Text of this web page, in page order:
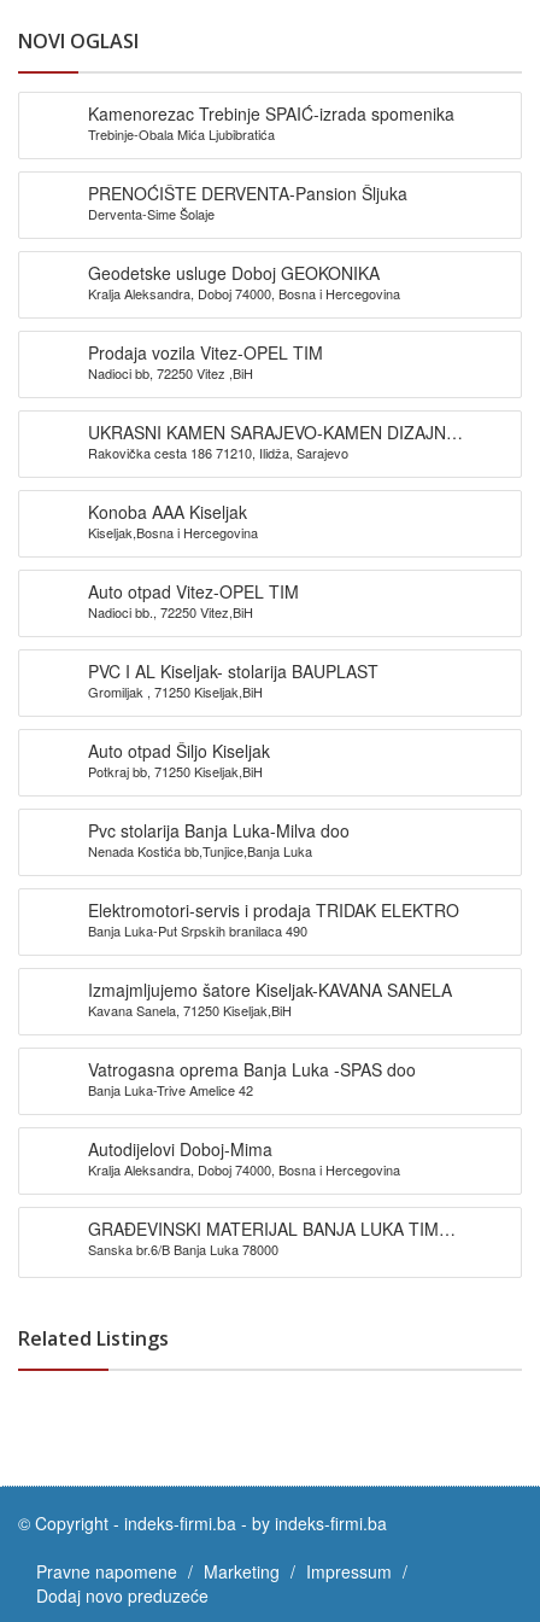
NOVI OGLASI
Kamenorezac Trebinje SPAIĆ-izrada spomenika
Trebinje-Obala Mića Ljubibratića
PRENOĆIŠTE DERVENTA-Pansion Šljuka
Derventa-Sime Šolaje
Geodetske usluge Doboj GEOKONIKA
Kralja Aleksandra, Doboj 74000, Bosna i Hercegovina
Prodaja vozila Vitez-OPEL TIM
Nadioci bb, 72250 Vitez ,BiH
UKRASNI KAMEN SARAJEVO-KAMEN DIZAJN
SARAJEVO
Rakovička cesta 186 71210, Ilidža, Sarajevo
Konoba AAA Kiseljak
Kiseljak,Bosna i Hercegovina
Auto otpad Vitez-OPEL TIM
Nadioci bb., 72250 Vitez,BiH
PVC I AL Kiseljak- stolarija BAUPLAST
Gromiljak , 71250 Kiseljak,BiH
Auto otpad Šiljo Kiseljak
Potkraj bb, 71250 Kiseljak,BiH
Pvc stolarija Banja Luka-Milva doo
Nenada Kostića bb,Tunjice,Banja Luka
Elektromotori-servis i prodaja TRIDAK ELEKTRO
Banja Luka-Put Srpskih branilaca 490
Izmajmljujemo šatore Kiseljak-KAVANA SANELA
Kavana Sanela, 71250 Kiseljak,BiH
Vatrogasna oprema Banja Luka -SPAS doo
Banja Luka-Trive Amelice 42
Autodijelovi Doboj-Mima
Kralja Aleksandra, Doboj 74000, Bosna i Hercegovina
GRAĐEVINSKI MATERIJAL BANJA LUKA TIM
PROMET DOO
Sanska br.6/B Banja Luka 78000
Related Listings
© Copyright - indeks-firmi.ba - by indeks-firmi.ba
Pravne napomene
Marketing
Impressum
Dodaj novo preduzeće